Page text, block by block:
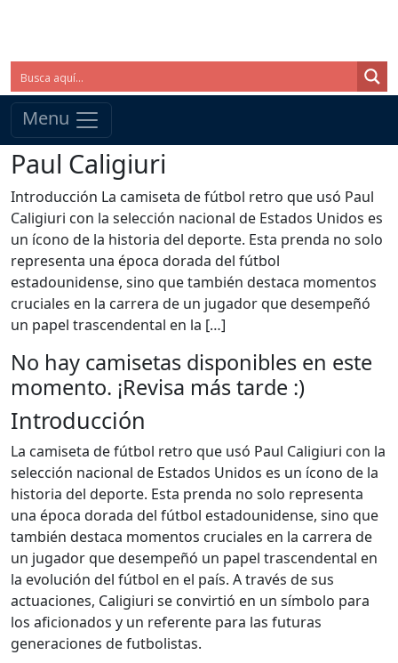
Menu
Paul Caligiuri
Introducción La camiseta de fútbol retro que usó Paul
Caligiuri con la selección nacional de Estados Unidos es
un ícono de la historia del deporte. Esta prenda no solo
representa una época dorada del fútbol
estadounidense, sino que también destaca momentos
cruciales en la carrera de un jugador que desempeñó
un papel trascendental en la […]
No hay camisetas disponibles en este
momento. ¡Revisa más tarde :)
Introducción
La camiseta de fútbol retro que usó Paul Caligiuri con la
selección nacional de Estados Unidos es un ícono de la
historia del deporte. Esta prenda no solo representa
una época dorada del fútbol estadounidense, sino que
también destaca momentos cruciales en la carrera de
un jugador que desempeñó un papel trascendental en
la evolución del fútbol en el país. A través de sus
actuaciones, Caligiuri se convirtió en un símbolo para
los aficionados y un referente para las futuras
generaciones de futbolistas.